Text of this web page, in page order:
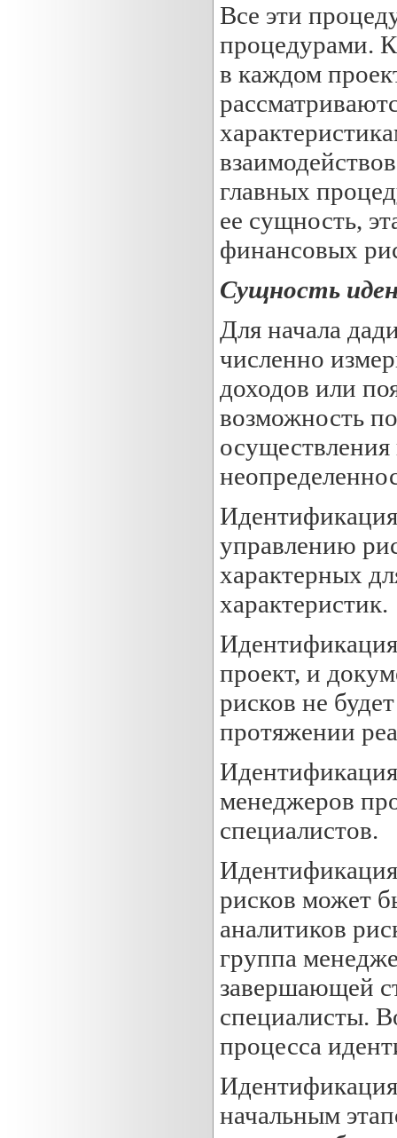
Все эти
процедурами.
в каждом
главных
ее сущность,
финансовых
Сущность
Для начала
численно
доходов или
возможность
осуществления
управлению
характерных
характеристик.
Идентификация
проект, и
рисков не
протяжении
менеджеров
специалистов.
рисков может
аналитиков
группа
завершающей
специалисты.
процесса
начальным